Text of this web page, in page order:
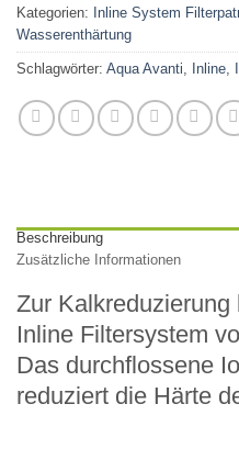
Kategorien: Inline System
Wasserenthärtung
Schlagwörter: Aqua Avanti Inline
Beschreibung
Zusätzliche Informationen
Zur Kalkreduzierung
Inline Filtersystem
Das durchflossene
reduziert die Härte